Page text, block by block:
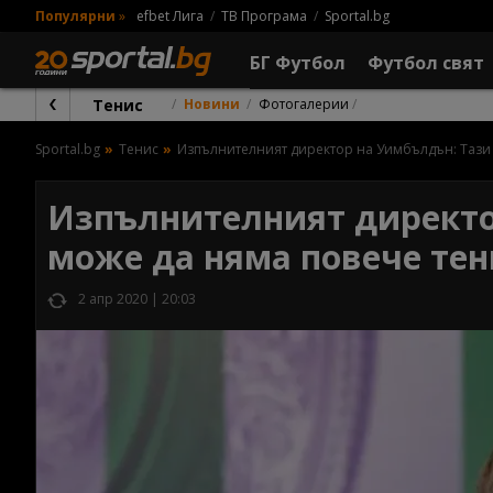
Популярни » efbet Лига ТВ Програма Sportal.bg
БГ Футбол Футбол свят
Тенис Новини Фотогалерии
Sportal.bg Тенис Изпълнителният директор на Уимбълдън:
Изпълнителният
може да няма повече
2 апр 2020 | 20:03